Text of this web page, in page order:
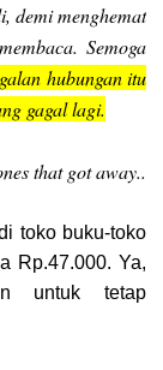
demi menghemat
Semoga
hubungan itu
gagal lagi.
that got away..
toko buku-toko
Rp.47.000. Ya,
untuk tetap